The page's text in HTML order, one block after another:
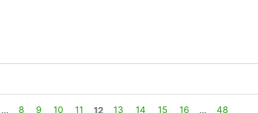
... 8 9 10 11 12 13 14 15 16 ... 48